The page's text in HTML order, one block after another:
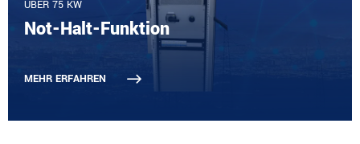
ÜBER 75 KW
Not-Halt-Funktion
MEHR ERFAHREN